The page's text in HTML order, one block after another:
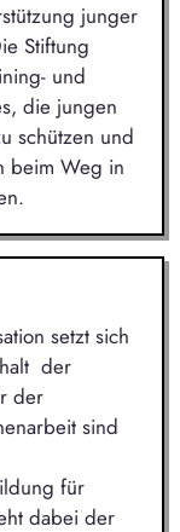
junger
Stiftung
und
die jungen
schützen und
beim Weg in
setzt sich
der
der
sind
für
dabei der